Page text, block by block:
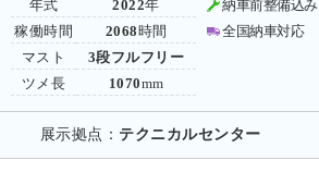
年式
稼働時間
マスト
ツメ長
2022年
2068 時間
3段フルフリー
1070mm
納車前整備込み
全国納車対応
展示拠点： テクニカルセンター